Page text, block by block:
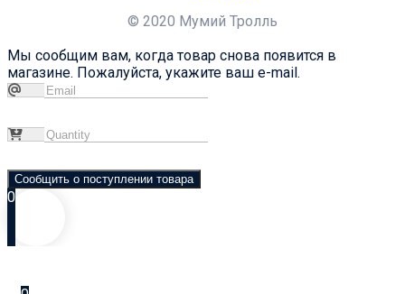
© 2020 Мумий Тролль
Мы сообщим вам, когда товар снова появится в
магазине. Пожалуйста, укажите ваш e-mail.
Сообщить о поступлении товара
0